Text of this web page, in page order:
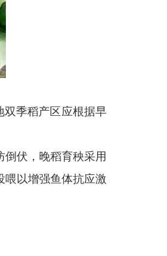
双季稻产区应根据早
伏，晚稻育秧采用
喂以增强鱼体抗应激